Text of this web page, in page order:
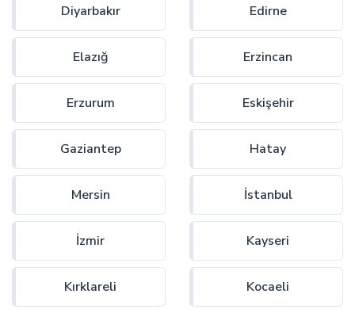
Diyarbakır Edirne
Elazığ Erzincan
Erzurum Eskişehir
Gaziantep Hatay
Mersin İstanbul
İzmir Kayseri
Kırklareli Kocaeli